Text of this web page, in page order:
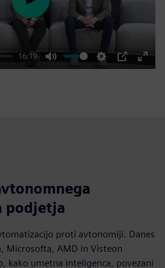
16:19
Mute Settings
PIP
Enter
Play
podjetja
proti avtonomiji. Danes
Microsofta, AMD in Visteon
kako umetna inteligenca, povezani